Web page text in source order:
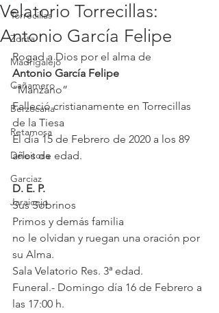
Torrecillas
Zorita
Madrigalejo
Cañamero
Berzocana
Retamosa
Deleitosa
Garciaz
Jaraicejo
Velatorio Torrecillas:
Antonio García Felipe
Rogad a Dios por el alma de
Antonio García Felipe
“Manzano”
Falleció cristianamente en Torrecillas
de la Tiesa
El día 15 de Febrero de 2020 a los 89
años de edad.
D. E. P.
Sus Sobrinos
Primos y demás familia
no le olvidan y ruegan una oración por
su Alma.
Sala Velatorio Res. 3ª edad.
Funeral.- Domingo día 16 de Febrero a
las 17:00 h.